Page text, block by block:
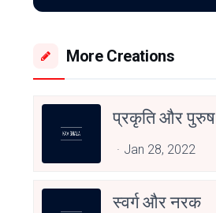
More Creations
प्रकृति और पुरुष
Jan 28, 2022
स्वर्ग और नरक